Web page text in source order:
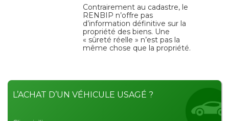
Contrairement au cadastre, le
RENBIP n’offre pas
d’information définitive sur la
propriété des biens. Une
« sûreté réelle » n’est pas la
même chose que la propriété.
L’ACHAT D’UN VÉHICULE USAGÉ ?